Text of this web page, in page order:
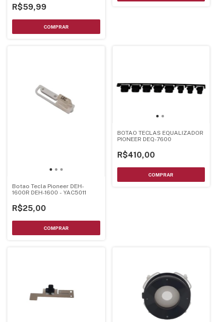
YXA5324
R$59,99
Botao Tecla Pioneer DEH-
1600R DEH-1600 - YAC5011
R$25,00
BOTAO TECLAS EQUALIZADOR
PIONEER DEQ-7600
R$410,00